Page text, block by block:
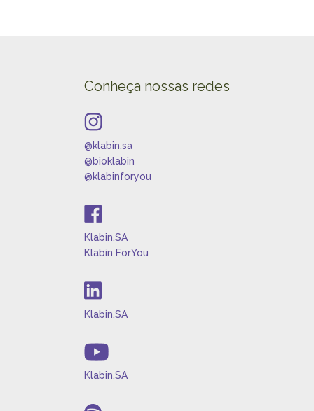
Conheça nossas redes
@klabin.sa
@bioklabin
@klabinforyou
Klabin.SA
Klabin ForYou
Klabin.SA
Klabin.SA